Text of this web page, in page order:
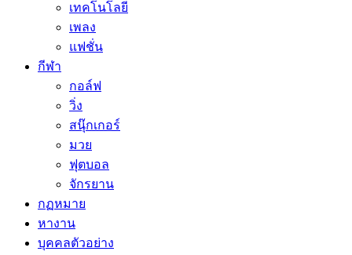
เทคโนโลยี
เพลง
แฟชั่น
กีฬา
กอล์ฟ
วิ่ง
สนุ๊กเกอร์
มวย
ฟุตบอล
จักรยาน
กฏหมาย
หางาน
บุคคลตัวอย่าง